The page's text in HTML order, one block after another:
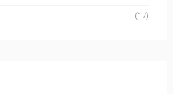
(17)